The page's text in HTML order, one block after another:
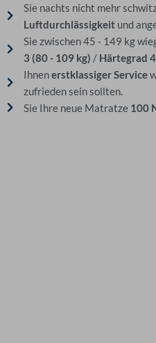
Sie nachts nicht mehr
Luftdurchlässigkeitund
Sie zwischen 45 - 149 kg
3 (80 - 109 kg) / Härtegrad
Ihnenerstklassiger Service
zufrieden sein sollten.
Sie Ihre neue Matratze 100